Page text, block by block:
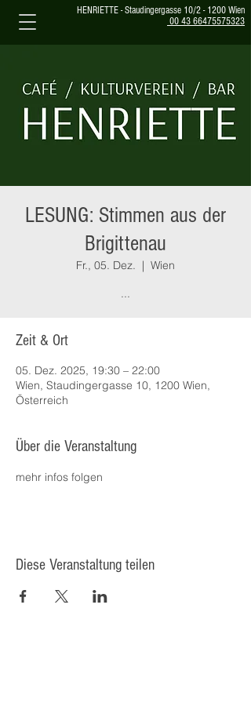
HENRIETTE - Staudingergasse 10/2 - 1200 Wien
00 43 66475575323
LESUNG: Stimmen aus der
Brigittenau
Fr., 05. Dez.
  |
Wien
...
Zeit & Ort
05. Dez. 2025, 19:30 – 22:00
Wien, Staudingergasse 10, 1200 Wien,
Österreich
Über die Veranstaltung
mehr infos folgen
Diese Veranstaltung teilen